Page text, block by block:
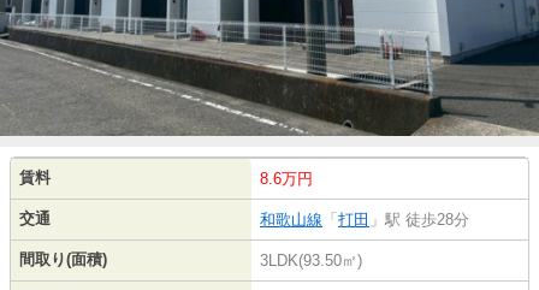
賃料 8.6万円
交通 和歌山線 「 打田 」駅 徒歩28分
間取り(面積) 3LDK(93.50㎡)